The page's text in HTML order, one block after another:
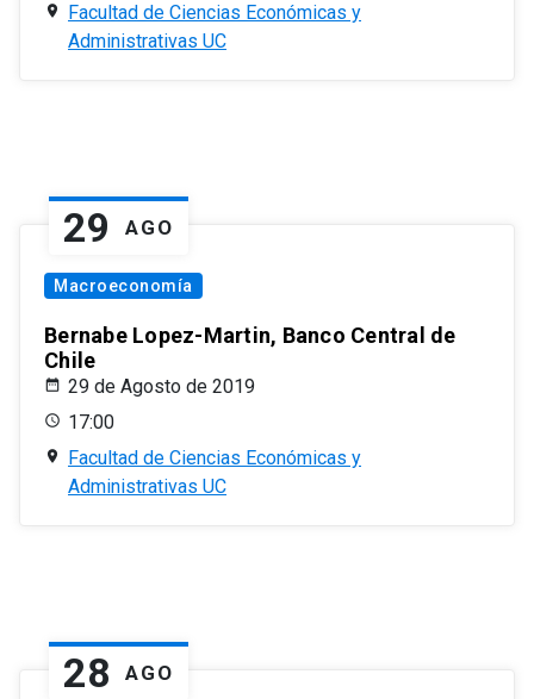
Facultad de Ciencias Económicas y
Administrativas UC
29 AGO
Macroeconomía
Bernabe Lopez-Martin, Banco Central de
Chile
29 de Agosto de 2019
17:00
Facultad de Ciencias Económicas y
Administrativas UC
28 AGO